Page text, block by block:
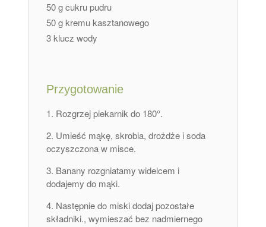
50 g cukru pudru
50 g kremu kasztanowego
3 klucz wody
Przygotowanie
Rozgrzej piekarnik do 180°.
Umieść mąkę, skrobia, drożdże i soda
oczyszczona w misce.
Banany rozgniatamy widelcem i
dodajemy do mąki.
Następnie do miski dodaj pozostałe
składniki., wymieszać bez nadmiernego